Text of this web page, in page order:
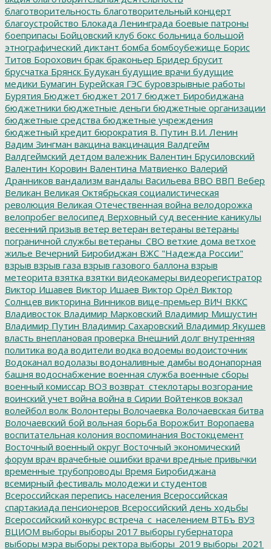
благотворительность благотворительный концерт
благоустройство Блокада Ленинграда боевые патроны
боеприпасы Бойцовский клуб бокс больница большой
этнографический диктант бомба бомбоубежище Борис
Титов Борохович брак браконьер Бридер брусит
брусчатка Брянск Будукан будущие врачи будущие
медики Бумагин Бурейская ГЭС буровзрывные работы
Бурятия Бюджет бюджет 2017 бюджет Биробиджана
бюджетники бюджетные деньги бюджетные организации
бюджетные средства бюджетные учреждения
бюджетный кредит бюрократия В. Путин В.И. Ленин
Вадим Зингман вакцина вакцинация Валдгейм
Валдгеймский детдом валежник Валентин Брусиловский
Валентин Коровин Валентина Матвиенко Валерий
Дранников вандализм вандалы Васильева ВВО ВВП Вебер
Великан Великая Октябрьская социалистическая
революция Великая Отечественная война велодорожка
велопробег велосипед Верховный суд весенние каникулы
весенний призыв ветер ветеран ветераны ветераны
пограничной службы ветераны_СВО ветхие дома ветхое
жилье Вечерний Биробиджан ВЖС "Надежда России"
взрыв взрыв газа взрыв газового баллона взрыв
метеорита взятка взятки видеокамеры видеорегистратор
Виктор Ишавев Виктор Ишаев Виктор Орёл Виктор
Солнцев викторина Винников вице-премьер ВИЧ ВККС
Владивосток Владимир Марковский Владимир Мишустин
Владимир Путин Владимир Сахаровский Владимир Якушев
власть внеплановая проверка Внешний долг внутренняя
политика вода водители водка водоемы водоисточник
Водоканал водолазы водоналивные дамбы водонапорная
башня водоснабжение военная служба военные сборы
военный комиссар ВОЗ возврат_стеклотары возгорание
воинский учет война война в Сирии Войтенков вокзал
волейбол волк Волонтеры Волочаевка Волочаевская битва
Волочаевский бой вольная борьба Ворожбит Воропаева
воспитательная колония воспоминания Востокцемент
Восточный военный округ Восточный экономический
форум врач врачебные ошибки врачи вредные привычки
временные трубопроводы Время Биробиджана
всемирный фестиваль молодежи и студентов
Всероссийская перепись населения Всероссийская
спартакиада пенсионеров Всероссийский день ходьбы
Всероссийский конкурс встреча_с_населением ВТБъ ВУЗ
ВЦИОМ выборы выборы 2017 выборы губернатора
выборы мэра выборы ректора выборы_2019 выборы_2021